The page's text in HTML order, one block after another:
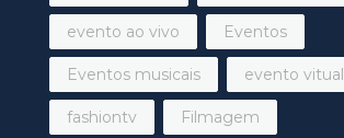
evento ao vivo Eventos
Eventos musicais evento vitual
fashiontv Filmagem